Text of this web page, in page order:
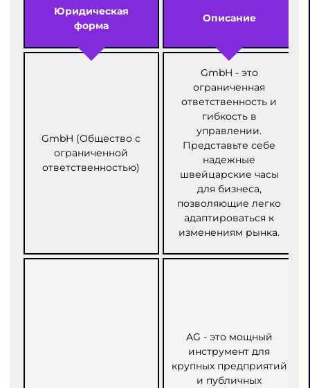
Юридическая
форма
Описание
GmbH (Общество с
ограниченной
ответственностью)
GmbH - это
ограниченная
ответственность и
гибкость в
управлении.
Представьте себе
надежные
швейцарские часы
для бизнеса,
позволяющие легко
адаптироваться к
изменениям рынка.
AG - это мощный
инструмент для
крупных предприятий
и публичных